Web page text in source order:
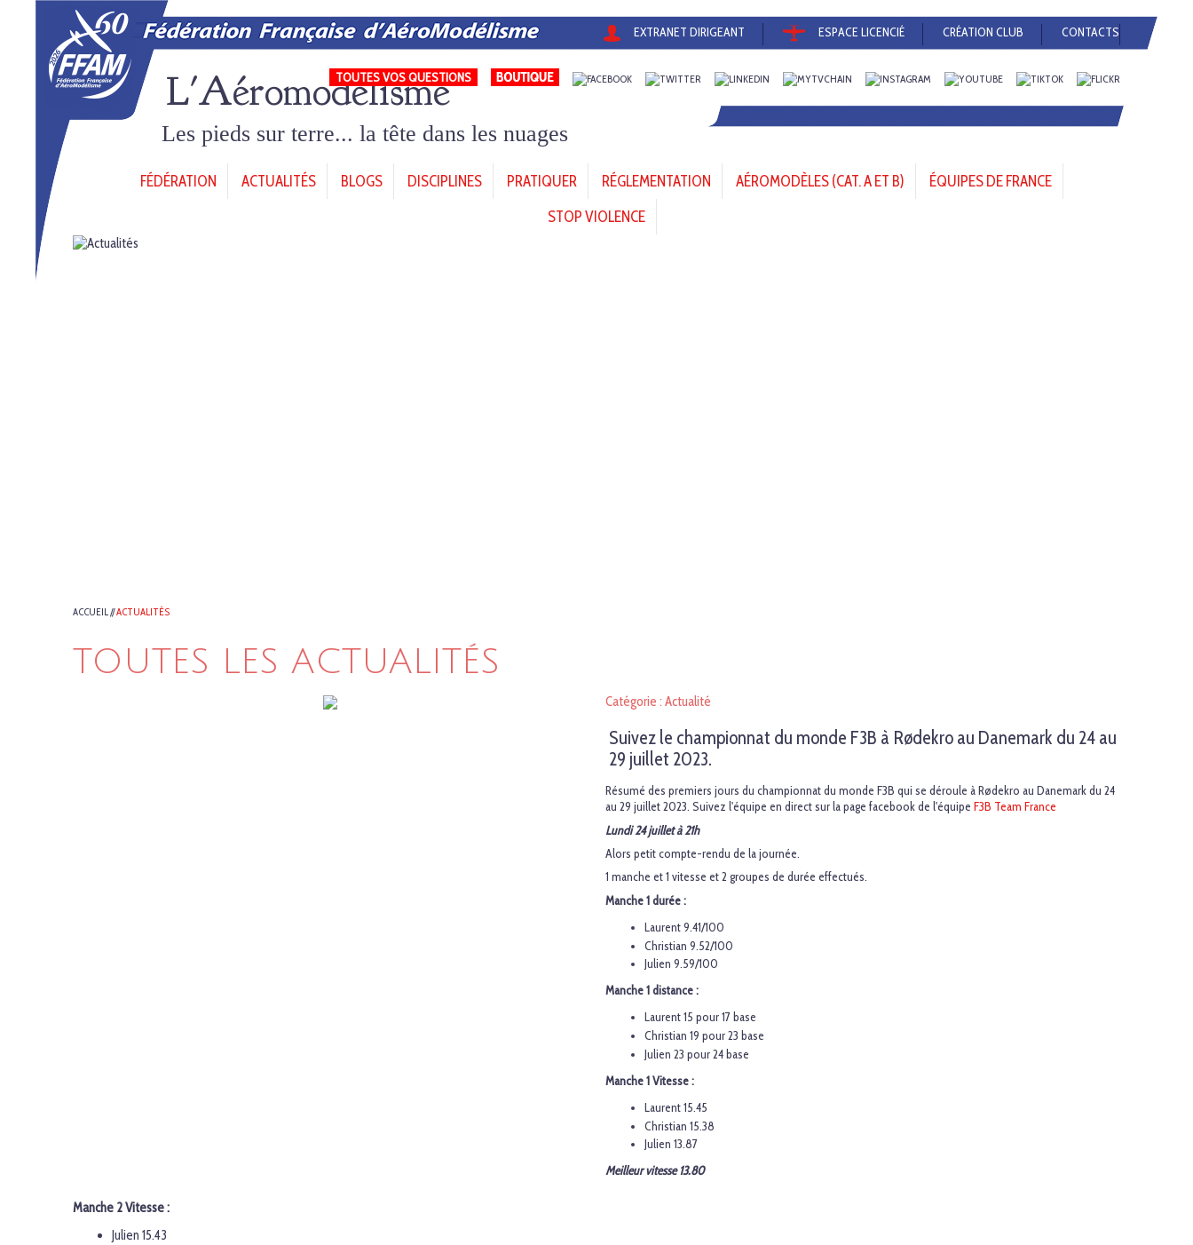
EXTRANET DIRIGEANT ESPACE LICENCIÉ CRÉATION CLUB CONTACTS
TOUTES VOS QUESTIONS
L'Aéromodélisme
Les pieds sur terre... la tête dans les nuages
FÉDÉRATION ACTUALITÉS BLOGS DISCIPLINES PRATIQUER RÉGLEMENTATION AÉROMODÈLES (CAT. A ET B)
ÉQUIPES DE FRANCE
STOP VIOLENCE
ACCUEIL//ACTUALITÉS
TOUTES LES ACTUALITÉS
Catégorie : Actualité
Suivez le championnat du monde F3B à Rødekro au Danemark du 24 au
29 juillet 2023.
Résumé des premiers jours du championnat du monde F3B qui se déroule à Rødekro au Danemark du 24
au 29 juillet 2023. Suivez l'équipe en direct sur la page facebook de l'équipe F3B Team France
Lundi 24 juillet à 21h
Alors petit compte-rendu de la journée.
1 manche et 1 vitesse et 2 groupes de durée effectués.
Manche 1 durée :
Laurent 9.41/100
Christian 9.52/100
Julien 9.59/100
Manche 1 distance :
Laurent 15 pour 17 base
Christian 19 pour 23 base
Julien 23 pour 24 base
Manche 1 Vitesse :
Laurent 15.45
Christian 15.38
Julien 13.87
Meilleur vitesse 13.80
Manche 2 Vitesse :
Julien 15.43